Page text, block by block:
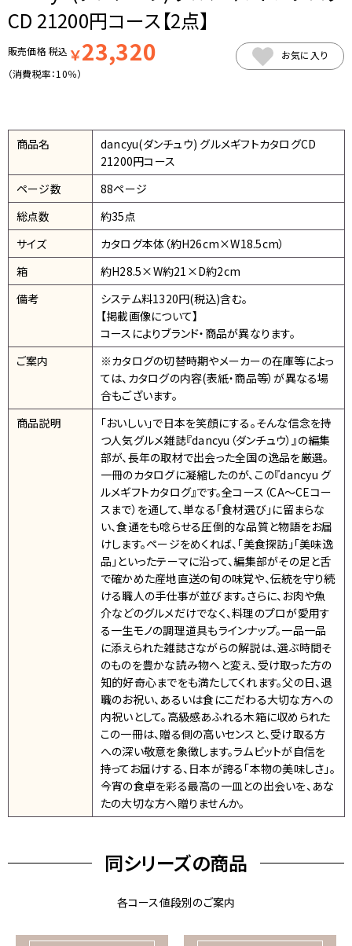
CD 21200円コース【2点】
販売価格税込 ￥23,320
（消費税率：10％）
お気に入り
商品名
dancyu(ダンチュウ) グルメギフトカタログCD
21200円コース
ページ数
88ページ
総点数
約35点
サイズ
カタログ本体（約H26cm×W18.5cm）
箱
約H28.5×W約21×D約2cm
備考
システム料1320円(税込)含む。
【掲載画像について】
コースによりブランド・商品が異なります。
ご案内
※カタログの切替時期やメーカーの在庫等によっ
ては、カタログの内容(表紙・商品等）が異なる場
合もございます。
商品説明
「おいしい」で日本を笑顔にする。そんな信念を持
つ人気グルメ雑誌『dancyu（ダンチュウ）』の編集
部が、長年の取材で出会った全国の逸品を厳選。
一冊のカタログに凝縮したのが、この『dancyu グ
ルメギフトカタログ』です。全コース（CA～CEコー
スまで）を通して、単なる「食材選び」に留まらな
い、食通をも唸らせる圧倒的な品質と物語をお届
けします。ページをめくれば、「美食探訪」「美味逸
品」といったテーマに沿って、編集部がその足と舌
で確かめた産地直送の旬の味覚や、伝統を守り続
ける職人の手仕事が並びます。さらに、お肉や魚
介などのグルメだけでなく、料理のプロが愛用す
る一生モノの調理道具もラインナップ。一品一品
に添えられた雑誌さながらの解説は、選ぶ時間そ
のものを豊かな読み物へと変え、受け取った方の
知的好奇心までをも満たしてくれます。父の日、退
職のお祝い、あるいは食にこだわる大切な方への
内祝いとして。高級感あふれる木箱に収められた
この一冊は、贈る側の高いセンスと、受け取る方
への深い敬意を象徴します。ラムビットが自信を
持ってお届けする、日本が誇る「本物の美味しさ」。
今宵の食卓を彩る最高の一皿との出会いを、あな
たの大切な方へ贈りませんか。
同シリーズの商品
各コース値段別のご案内